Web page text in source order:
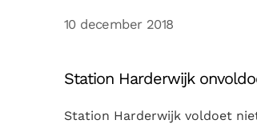
10 december 2018
Station Harderwijk
Station Harderwijk voldoet